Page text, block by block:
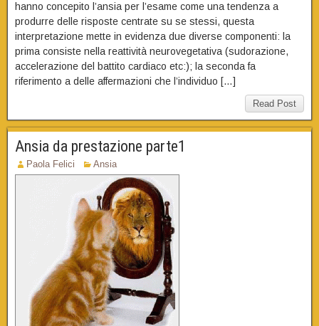
hanno concepito l’ansia per l’esame come una tendenza a
produrre delle risposte centrate su se stessi, questa
interpretazione mette in evidenza due diverse componenti: la
prima consiste nella reattività neurovegetativa (sudorazione,
accelerazione del battito cardiaco etc:); la seconda fa
riferimento a delle affermazioni che l’individuo […]
Read Post
Ansia da prestazione parte1
Paola Felici Ansia